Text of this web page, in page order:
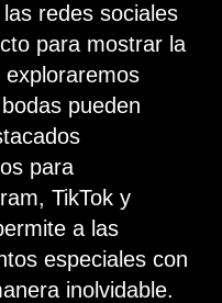
redes sociales
para mostrar la
exploraremos
pueden
para
TikTok y
a las
especiales con
inolvidable.